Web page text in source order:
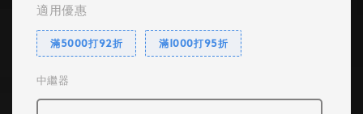
適用優惠
滿5000打92折 滿1000打95折
中繼器